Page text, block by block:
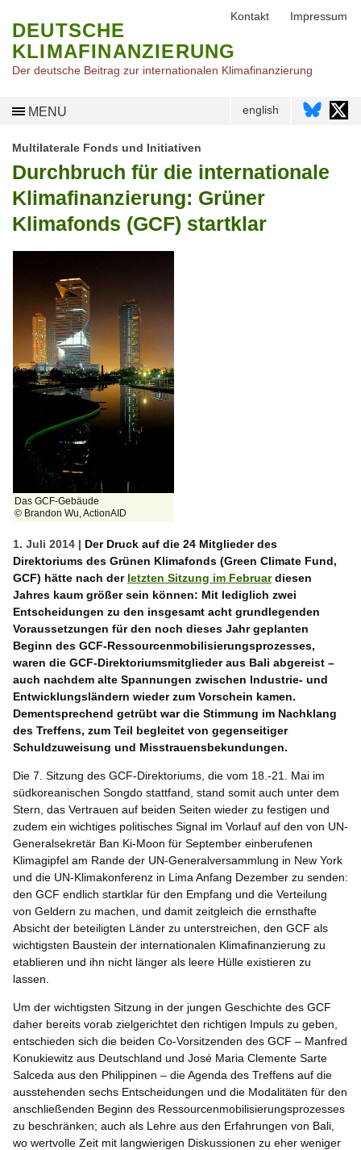
DEUTSCHE
KLIMAFINANZIERUNG
Der deutsche Beitrag zur internationalen Klimafinanzierung
MENU english
Multilaterale Fonds und Initiativen
Durchbruch für die internationale
Klimafinanzierung: Grüner
Klimafonds (GCF) startklar
Das GCF-Gebäude
© Brandon Wu, ActionAID
1. Juli 2014 | Der Druck auf die 24 Mitglieder des
Direktoriums des Grünen Klimafonds (Green Climate Fund,
GCF) hätte nach der letzten Sitzung im Februardiesen
Jahres kaum größer sein können: Mit lediglich zwei
Entscheidungen zu den insgesamt acht grundlegenden
Voraussetzungen für den noch dieses Jahr geplanten
Beginn des GCF-Ressourcenmobilisierungsprozesses,
waren die GCF-Direktoriumsmitglieder aus Bali abgereist –
auch nachdem alte Spannungen zwischen Industrie- und
Entwicklungsländern wieder zum Vorschein kamen.
Dementsprechend getrübt war die Stimmung im Nachklang
des Treffens, zum Teil begleitet von gegenseitiger
Schuldzuweisung und Misstrauensbekundungen.
Die 7. Sitzung des GCF-Direktoriums, die vom 18.-21. Mai im
südkoreanischen Songdo stattfand, stand somit auch unter dem
Stern, das Vertrauen auf beiden Seiten wieder zu festigen und
zudem ein wichtiges politisches Signal im Vorlauf auf den von UN-
Generalsekretär Ban Ki-Moon für September einberufenen
Klimagipfel am Rande der UN-Generalversammlung in New York
und die UN-Klimakonferenz in Lima Anfang Dezember zu senden:
den GCF endlich startklar für den Empfang und die Verteilung
von Geldern zu machen, und damit zeitgleich die ernsthafte
Absicht der beteiligten Länder zu unterstreichen, den GCF als
wichtigsten Baustein der internationalen Klimafinanzierung zu
etablieren und ihn nicht länger als leere Hülle existieren zu
lassen.
Um der wichtigsten Sitzung in der jungen Geschichte des GCF
daher bereits vorab zielgerichtet den richtigen Impuls zu geben,
entschieden sich die beiden Co-Vorsitzenden des GCF – Manfred
Konukiewitz aus Deutschland und José Maria Clemente Sarte
Salceda aus den Philippinen – die Agenda des Treffens auf die
ausstehenden sechs Entscheidungen und die Modalitäten für den
anschließenden Beginn des Ressourcenmobilisierungsprozesses
zu beschränken; auch als Lehre aus den Erfahrungen von Bali,
wo wertvolle Zeit mit langwierigen Diskussionen zu eher weniger
Kontakt Impressum